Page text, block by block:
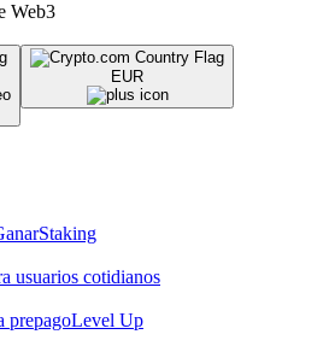
Web3
EUR
Staking
usuarios cotidianos
prepagoLevel Up